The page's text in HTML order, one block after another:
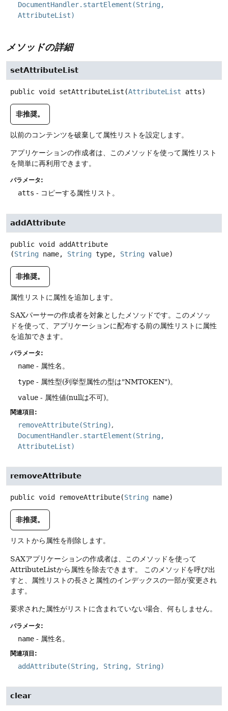
DocumentHandler.startElement(String,
AttributeList)
メソッドの詳細
setAttributeList
public void setAttributeList (AttributeList atts)
非推奨。
以前のコンテンツを破棄して属性リストを設定します。
アプリケーションの作成者は、このメソッドを使って属性リスト
を簡単に再利用できます。
パラメータ:
atts - コピーする属性リスト。
addAttribute
public void addAttribute
(String name, String type, String value)
非推奨。
属性リストに属性を追加します。
SAXパーサーの作成者を対象としたメソッドです。このメソッ
ドを使って、アプリケーションに配布する前の属性リストに属性
を追加できます。
パラメータ:
name - 属性名。
type - 属性型(列挙型属性の型は"NMTOKEN")。
value - 属性値(nullは不可)。
関連項目:
removeAttribute(String)
DocumentHandler.startElement(String,
AttributeList)
removeAttribute
public void removeAttribute(String name)
非推奨。
リストから属性を削除します。
SAXアプリケーションの作成者は、このメソッドを使って
AttributeListから属性を除去できます。
このメソッドを呼び出
すと、属性リストの長さと属性のインデックスの一部が変更され
ます。
要求された属性がリストに含まれていない場合、何もしません。
パラメータ:
name - 属性名。
関連項目:
addAttribute(String, String, String)
clear